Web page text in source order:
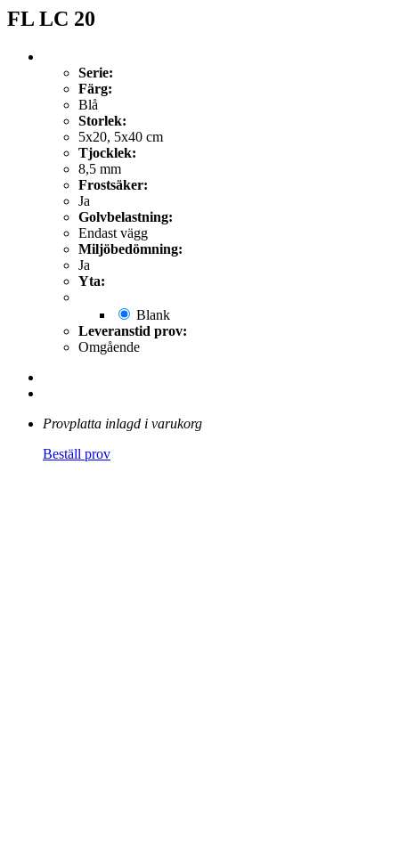
FL LC 20
Serie:
Färg:
Blå
Storlek:
5x20, 5x40 cm
Tjocklek:
8,5 mm
Frostsäker:
Ja
Golvbelastning:
Endast vägg
Miljöbedömning:
Ja
Yta:
Blank
Leveranstid prov:
Omgående
Provplatta inlagd i varukorg
Beställ prov